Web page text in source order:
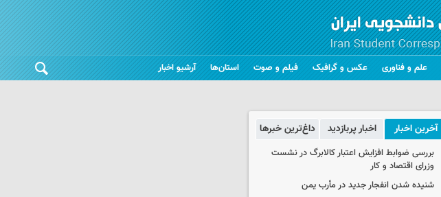
علم و فناوری عکس و گرافیک فیلم و صوت استان‌ها آرشیو اخبار
آخرین اخبار اخبار پربازدید داغ‌ترین خبرها
بررسی ضوابط افزایش اعتبار کالابرگ در نشست
وزرای اقتصاد و کار
شنیده شدن انفجار جدید در مأرب یمن